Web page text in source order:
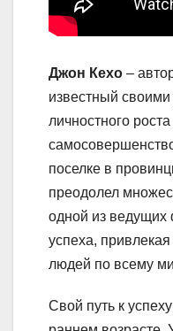
Джон Кехо –
известный
личностного роста
поселке в
преодолел
одной из ведущих
успеха,
людей по всему
Свой путь к